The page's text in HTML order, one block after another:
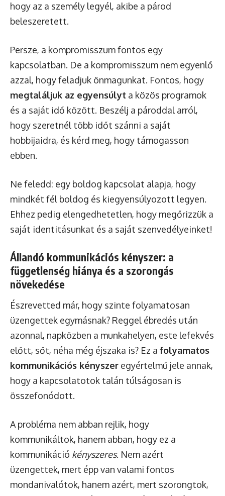
hogy az a személy legyél, akibe a párod
beleszeretett.
Persze, a kompromisszum fontos egy
kapcsolatban. De a kompromisszum nem egyenlő
azzal, hogy feladjuk önmagunkat. Fontos, hogy
megtaláljuk az egyensúlyt a közös programok
és a saját idő között. Beszélj a pároddal arról,
hogy szeretnél több időt szánni a saját
hobbijaidra, és kérd meg, hogy támogasson
ebben.
Ne feledd: egy boldog kapcsolat alapja, hogy
mindkét fél boldog és kiegyensúlyozott legyen.
Ehhez pedig elengedhetetlen, hogy megőrizzük a
saját identitásunkat és a saját szenvedélyeinket!
Állandó kommunikációs kényszer: a
függetlenség hiánya és a szorongás
növekedése
Észrevetted már, hogy szinte folyamatosan
üzengettek egymásnak? Reggel ébredés után
azonnal, napközben a munkahelyen, este lefekvés
előtt, sőt, néha még éjszaka is? Ez a folyamatos
kommunikációs kényszer egyértelmű jele annak,
hogy a kapcsolatotok talán túlságosan is
összefonódott.
A probléma nem abban rejlik, hogy
kommunikáltok, hanem abban, hogy ez a
kommunikáció kényszeres. Nem azért
üzengettek, mert épp van valami fontos
mondanivalótok, hanem azért, mert szorongtok,